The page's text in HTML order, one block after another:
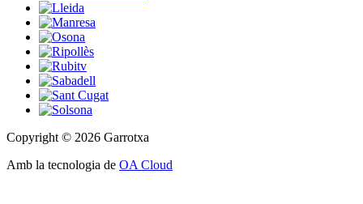
Copyright © 2026 Garrotxa
Amb la tecnologia de OA Cloud